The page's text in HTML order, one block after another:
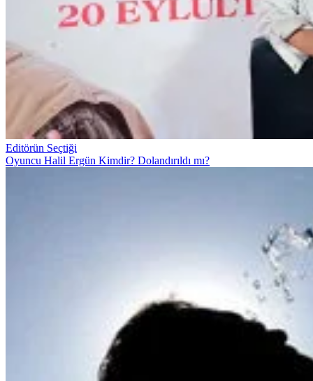
Editörün Seçtiği
Oyuncu Halil Ergün Kimdir? Dolandırıldı mı?